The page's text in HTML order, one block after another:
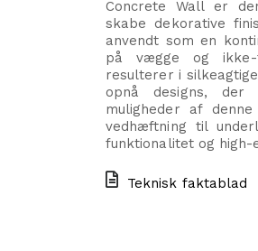
Concrete Wall er
skabe dekorative
anvendt som en
på vægge og ikke-
resulterer i
opnå designs, der
muligheder af
vedhæftning til
funktionalitet og high-
Teknisk faktablad